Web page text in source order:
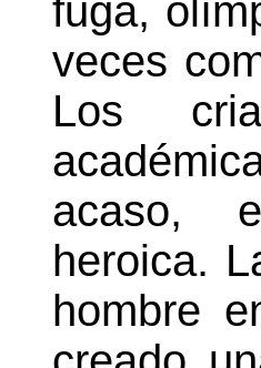
fuga,
veces
Los
acaso,
heroica.
hombre